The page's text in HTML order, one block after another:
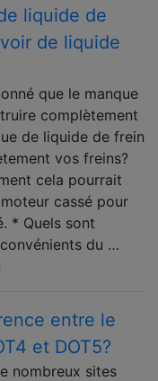
liquide de
de liquide
que le manque
complètement
de liquide de frein
vos freins?
cela pourrait
cassé pour
* Quels sont
du …
entre le
et DOT5?
nombreux sites